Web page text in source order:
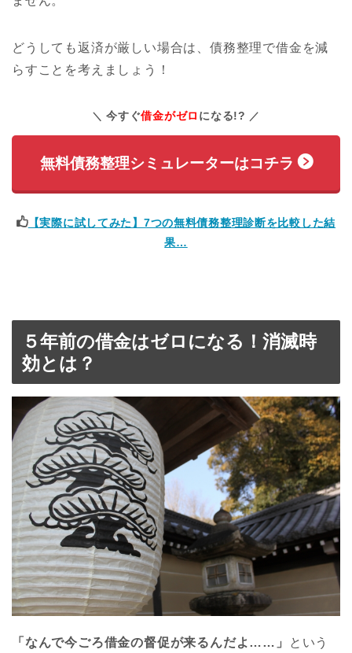
どうしても返済が厳しい場合は、債務整理で借金を減
らすことを考えましょう！
今すぐ借金がゼロ になる!?
無料債務整理シミュレーターはコチラ
【実際に試してみた】7つの無料債務整理診断を比較した結
果…
５年前の借金はゼロになる！消滅時
効とは？
「なんで今ごろ借金の督促が来るんだよ……」
という